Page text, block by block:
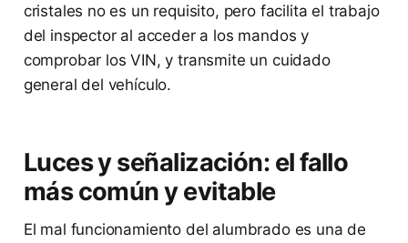
cristales no es un requisito, pero facilita el trabajo
del inspector al acceder a los mandos y
comprobar los VIN, y transmite un cuidado
general del vehículo.
Luces y señalización: el fallo
más común y evitable
El mal funcionamiento del alumbrado es una de